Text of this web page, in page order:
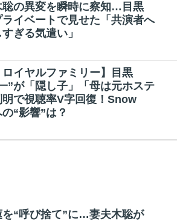
聡の異変を瞬時に察知…目黒
イベートで見せた「共演者へ
ぎる気遣い」
ロイヤルファミリー】目黒
”が「隠し子」「母は元ホステ
明で視聴率V字回復！Snow
“影響”は？
を“呼び捨て”に…妻夫木聡が